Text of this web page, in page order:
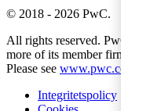
© 2018 - 2026 PwC.
All rights reserved. PwC
more of its member firms,
Please see www.pwc.com/
Integritetspolicy